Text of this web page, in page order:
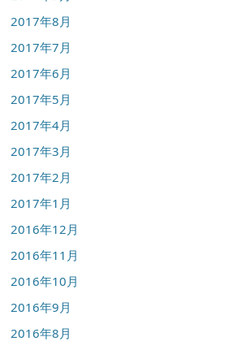
2017年8月
2017年7月
2017年6月
2017年5月
2017年4月
2017年3月
2017年2月
2017年1月
2016年12月
2016年11月
2016年10月
2016年9月
2016年8月